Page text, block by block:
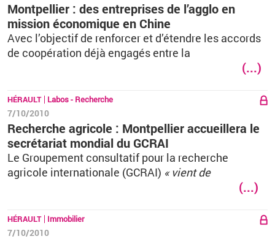
Montpellier : des entreprises de l’agglo en
mission économique en Chine
Avec l’objectif de renforcer et d’étendre les accords
de coopération déjà engagés entre la
(...)
HÉRAULT Labos - Recherche
7/10/2010
Recherche agricole : Montpellier accueillera le
secrétariat mondial du GCRAI
Le Groupement consultatif pour la recherche
agricole internationale (GCRAI) « vient de
(...)
HÉRAULT Immobilier
7/10/2010